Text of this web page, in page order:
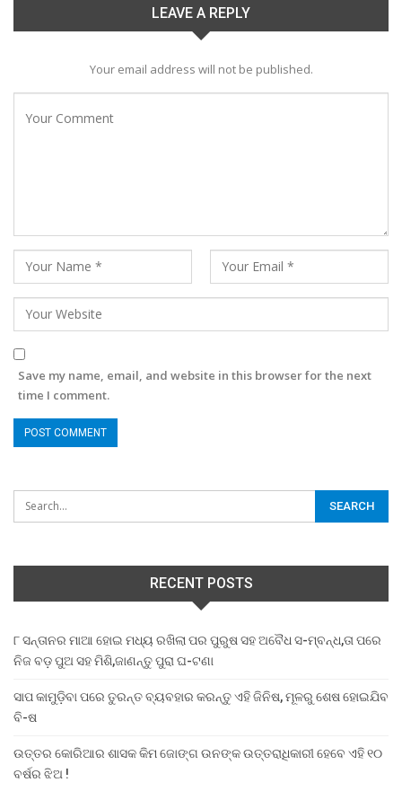
LEAVE A REPLY
Your email address will not be published.
Save my name, email, and website in this browser for the next
time I comment.
RECENT POSTS
୮ ସନ୍ତାନର ମାଆ ହୋଇ ମଧ୍ୟ ରଖିଲା ପର ପୁରୁଷ ସହ ଅବୈଧ ସ-ମ୍ବନ୍ଧ,ତା ପରେ
ନିଜ ବଡ଼ ପୁଅ ସହ ମିଶି,ଜାଣନ୍ତୁ ପୁରା ଘ-ଟଣା
ସାପ କାମୁଡ଼ିବା ପରେ ତୁରନ୍ତ ବ୍ୟବହାର କରନ୍ତୁ ଏହି ଜିନିଷ, ମୂଳରୁ ଶେଷ ହୋଇଯିବ
ବି-ଷ
ଉତ୍ତର କୋରିଆର ଶାସକ କିମ ଜୋଙ୍ଗ ଉନଙ୍କ ଉତ୍ତରାଧିକାରୀ ହେବେ ଏହି ୧୦
ବର୍ଷର ଝିଅ !